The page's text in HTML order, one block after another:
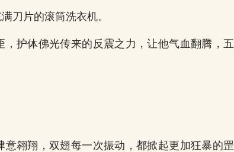
刀片的滚筒洗衣机。
护体佛光传来的反震之力，让他气血翻腾，五
翱翔，双翅每一次振动，都掀起更加狂暴的罡